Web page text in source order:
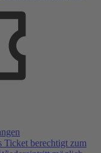
Ticket berechtigt zum